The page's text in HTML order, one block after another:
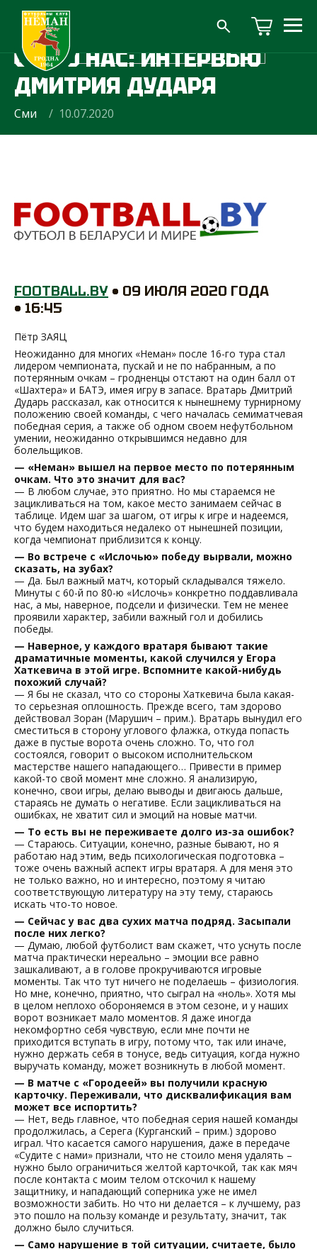
СМИ О НАС: ИНТЕРВЬЮ
ДМИТРИЯ ДУДАРЯ
Сми / 10.07.2020
FOOTBALL.BY • 09 ИЮЛЯ 2020 ГОДА
• 16:45
Пётр ЗАЯЦ
Неожиданно для многих «Неман» после 16-го тура стал
лидером чемпионата, пускай и не по набранным, а по
потерянным очкам – гродненцы отстают на один балл от
«Шахтера» и БАТЭ, имея игру в запасе. Вратарь Дмитрий
Дударь рассказал, как относится к нынешнему турнирному
положению своей команды, с чего началась семиматчевая
победная серия, а также об одном своем нефутбольном
умении, неожиданно открывшимся недавно для
болельщиков.
— «Неман» вышел на первое место по потерянным
очкам. Что это значит для вас?
— В любом случае, это приятно. Но мы стараемся не
зацикливаться на том, какое место занимаем сейчас в
таблице. Идем шаг за шагом, от игры к игре и надеемся,
что будем находиться недалеко от нынешней позиции,
когда чемпионат приблизится к концу.
— Во встрече с «Ислочью» победу вырвали, можно
сказать, на зубах?
— Да. Был важный матч, который складывался тяжело.
Минуты с 60-й по 80-ю «Ислочь» конкретно поддавливала
нас, а мы, наверное, подсели и физически. Тем не менее
проявили характер, забили важный гол и добились
победы.
— Наверное, у каждого вратаря бывают такие
драматичные моменты, какой случился у Егора
Хаткевича в этой игре. Вспомните какой-нибудь
похожий случай?
— Я бы не сказал, что со стороны Хаткевича была какая-
то серьезная оплошность. Прежде всего, там здорово
действовал Зоран (Марушич – прим.). Вратарь вынудил его
сместиться в сторону углового флажка, откуда попасть
даже в пустые ворота очень сложно. То, что гол
состоялся, говорит о высоком исполнительском
мастерстве нашего нападающего… Привести в пример
какой-то свой момент мне сложно. Я анализирую,
конечно, свои игры, делаю выводы и двигаюсь дальше,
стараясь не думать о негативе. Если зацикливаться на
ошибках, не хватит сил и эмоций на новые матчи.
— То есть вы не переживаете долго из-за ошибок?
— Стараюсь. Ситуации, конечно, разные бывают, но я
работаю над этим, ведь психологическая подготовка –
тоже очень важный аспект игры вратаря. А для меня это
не только важно, но и интересно, поэтому я читаю
соответствующую литературу на эту тему, стараюсь
искать что-то новое.
— Сейчас у вас два сухих матча подряд. Засыпали
после них легко?
— Думаю, любой футболист вам скажет, что уснуть после
матча практически нереально – эмоции все равно
зашкаливают, а в голове прокручиваются игровые
моменты. Так что тут ничего не поделаешь – физиология.
Но мне, конечно, приятно, что сыграл на «ноль». Хотя мы
в целом неплохо обороняемся в этом сезоне, и у наших
ворот возникает мало моментов. Я даже иногда
некомфортно себя чувствую, если мне почти не
приходится вступать в игру, потому что, так или иначе,
нужно держать себя в тонусе, ведь ситуация, когда нужно
выручать команду, может возникнуть в любой момент.
— В матче с «Городеей» вы получили красную
карточку. Переживали, что дисквалификация вам
может все испортить?
— Нет, ведь главное, что победная серия нашей команды
продолжилась, а Серега (Курганский – прим.) здорово
играл. Что касается самого нарушения, даже в передаче
«Судите с нами» признали, что не стоило меня удалять –
нужно было ограничиться желтой карточкой, так как мяч
после контакта с моим телом отскочил к нашему
защитнику, и нападающий соперника уже не имел
возможности забить. Но что ни делается – к лучшему, раз
это пошло на пользу команде и результату, значит, так
должно было случиться.
— Само нарушение в той ситуации, считаете, было